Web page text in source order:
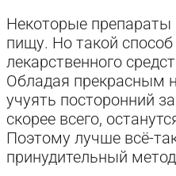
Некоторые
пищу. Но такой
лекарственного
Обладая прекрасным
учуять посторонний
скорее всего,
Поэтому лучше всё-
принудительный